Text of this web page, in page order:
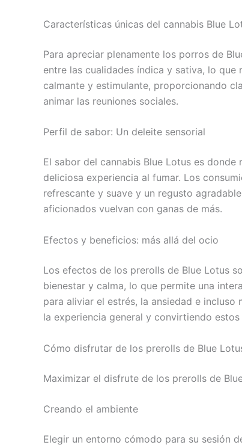
Características únicas del cannabis Blue
Para apreciar plenamente los porros de
entre las cualidades índica y sativa, lo
calmante y estimulante, proporcionando
animar las reuniones sociales.
Perfil de sabor: Un deleite sensorial
El sabor del cannabis Blue Lotus es
deliciosa experiencia al fumar. Los
refrescante y suave y un regusto
aficionados vuelvan con ganas de más.
Efectos y beneficios: más allá del ocio
Los efectos de los prerolls de Blue Lotus
bienestar y calma, lo que permite una
para aliviar el estrés, la ansiedad e
la experiencia general y convirtiendo
Cómo disfrutar de los prerolls de Blue
Maximizar el disfrute de los prerolls de
Creando el ambiente
Elegir un entorno cómodo para su sesión